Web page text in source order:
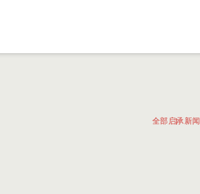
全部 启承新闻